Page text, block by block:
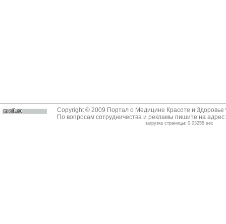
Copyright © 2009 Портал о Медицине Красоте и Здоровье
По вопросам сотрудничества и рекламы пишите на
загрузка страницы: 0.03255 sec